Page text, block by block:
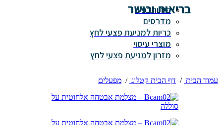
בריאות וכושר
פיזיותרפיה
מדרסים
כריות למניעת פצעי לחץ
מוצרי עיסוי
מזרון למניעת פצעי לחץ
עמוד הבית / דף הבית קטלוג / מפעלים